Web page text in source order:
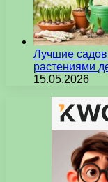
Лучшие
растениями
15.05.2026